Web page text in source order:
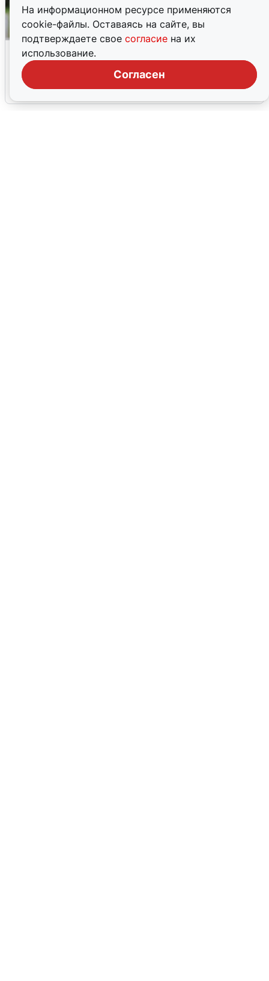
На информационном ресурсе применяются
cookie-файлы. Оставаясь на сайте, вы
подтверждаете свое согласие на их
использование.
Согласен
Волгоградцы остались без
мобильного интернета
6 августа 0